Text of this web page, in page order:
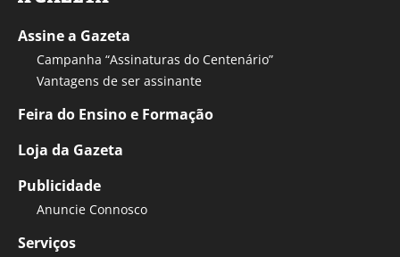
Assine a Gazeta
Campanha “Assinaturas do Centenário”
Vantagens de ser assinante
Feira do Ensino e Formação
Loja da Gazeta
Publicidade
Anuncie Connosco
Serviços